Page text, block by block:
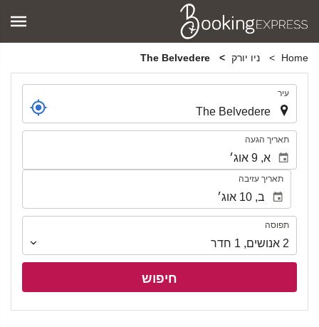
Home ניו יורק
עיר
תאריך הגעה
תאריך עזיבה
תפוסה
תפוסה
2 אנושים,
1 חדר
חיפוש